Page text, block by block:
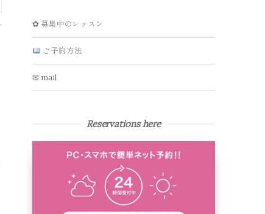
✿ 募集中のレッスン
ご予約方法
✉ mail
Reservations here